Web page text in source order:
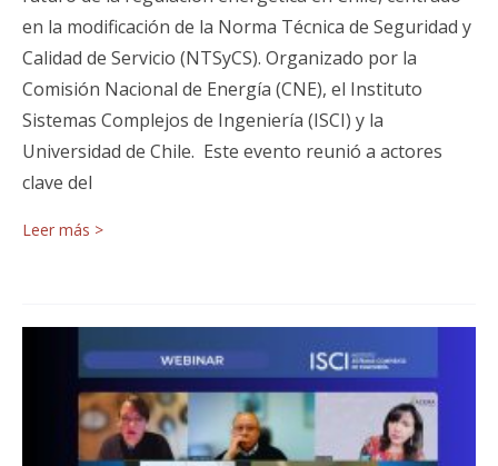
en la modificación de la Norma Técnica de Seguridad y
Calidad de Servicio (NTSyCS). Organizado por la
Comisión Nacional de Energía (CNE), el Instituto
Sistemas Complejos de Ingeniería (ISCI) y la
Universidad de Chile. Este evento reunió a actores
clave del
Leer más >